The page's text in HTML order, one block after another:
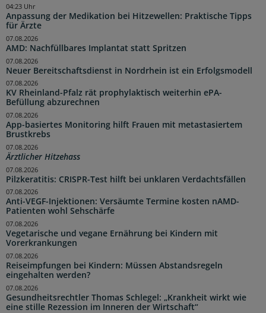
Anpassung der Medikation bei Hitzewellen: Praktische Tipps
für Ärzte
04:23 Uhr
AMD: Nachfüllbares Implantat statt Spritzen
07.08.2026
Neuer Bereitschaftsdienst in Nordrhein ist ein Erfolgsmodell
07.08.2026
KV Rheinland-Pfalz rät prophylaktisch weiterhin ePA-
Befüllung abzurechnen
07.08.2026
App-basiertes Monitoring hilft Frauen mit metastasiertem
Brustkrebs
07.08.2026
Ärztlicher Hitzehass
07.08.2026
Pilzkeratitis: CRISPR-Test hilft bei unklaren Verdachtsfällen
07.08.2026
Anti-VEGF-Injektionen: Versäumte Termine kosten nAMD-
Patienten wohl Sehschärfe
07.08.2026
Vegetarische und vegane Ernährung bei Kindern mit
Vorerkrankungen
07.08.2026
Reiseimpfungen bei Kindern: Müssen Abstandsregeln
eingehalten werden?
07.08.2026
Gesundheitsrechtler Thomas Schlegel: „Krankheit wirkt wie
eine stille Rezession im Inneren der Wirtschaft“
07.08.2026